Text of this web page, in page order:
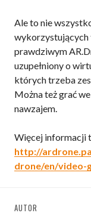
Ale to nie
wykorzystujących
prawdziwym
uzupełniony o
których trzeba
Można też grać
nawzajem.
Więcej informacji
http://
drone/en/video-
AUTOR